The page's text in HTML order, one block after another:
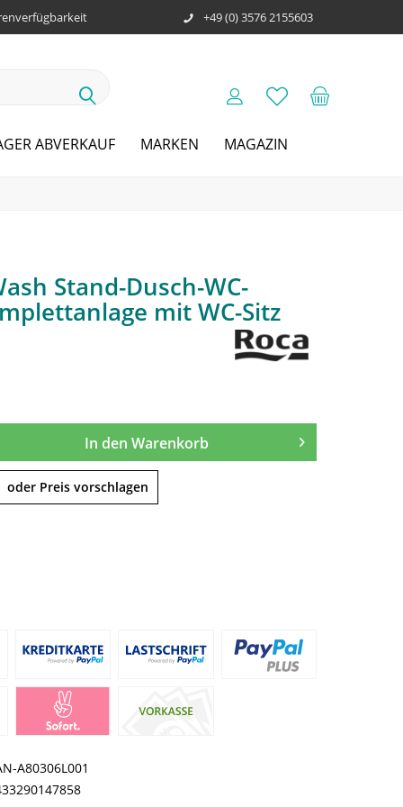
+49 (0) 3576 2155603
ABVERKAUF MARKEN MAGAZIN
Stand-Dusch-WC-
mit WC-Sitz
In den Warenkorb
oder Preis vorschlagen
A80306L001